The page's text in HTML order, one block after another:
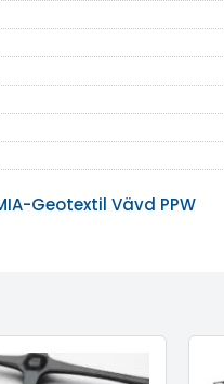
Geotextil Vävd PPW